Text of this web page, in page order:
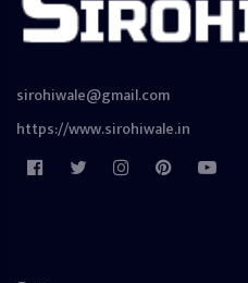
sirohiwale@gmail.com
https://www.sirohiwale.in